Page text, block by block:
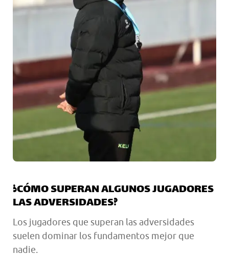
¿CÓMO SUPERAN ALGUNOS JUGADORES
LAS ADVERSIDADES?
Los jugadores que superan las adversidades
suelen dominar los fundamentos mejor que
nadie.